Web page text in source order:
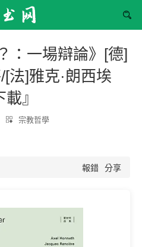

：一場辯論》[德]
[法]雅克·朗西埃
』

分
宗教哲學
報錯 分享